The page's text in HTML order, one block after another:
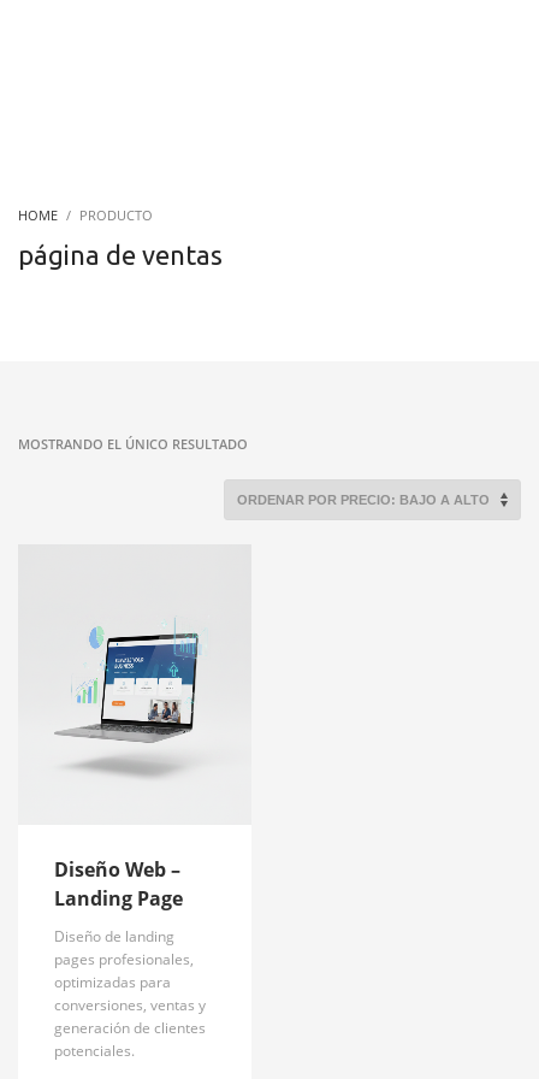
HOME PRODUCTO
página de ventas
MOSTRANDO EL ÚNICO RESULTADO
Diseño Web –
Landing Page
Diseño de landing
pages profesionales,
optimizadas para
conversiones, ventas y
generación de clientes
potenciales.